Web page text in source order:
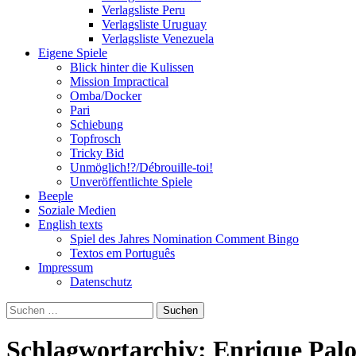
Verlagsliste Peru
Verlagsliste Uruguay
Verlagsliste Venezuela
Eigene Spiele
Blick hinter die Kulissen
Mission Impractical
Omba/Docker
Pari
Schiebung
Topfrosch
Tricky Bid
Unmöglich!?/Débrouille-toi!
Unveröffentlichte Spiele
Beeple
Soziale Medien
English texts
Spiel des Jahres Nomination Comment Bingo
Textos em Português
Impressum
Datenschutz
Suchen
nach:
Schlagwortarchiv: Enrique